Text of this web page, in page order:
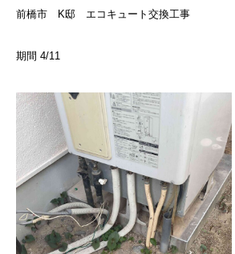
前橋市 K邸 エコキュート交換工事
期間 4/11